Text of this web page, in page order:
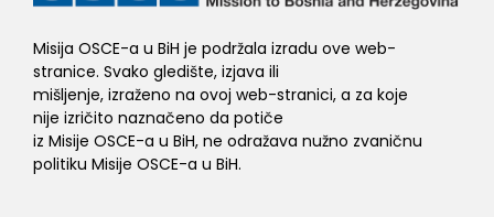
Misija OSCE-a u BiH je podržala izradu ove web-
stranice. Svako gledište, izjava ili
mišljenje, izraženo na ovoj web-stranici, a za koje
nije izričito naznačeno da potiče
iz Misije OSCE-a u BiH, ne odražava nužno zvaničnu
politiku Misije OSCE-a u BiH.